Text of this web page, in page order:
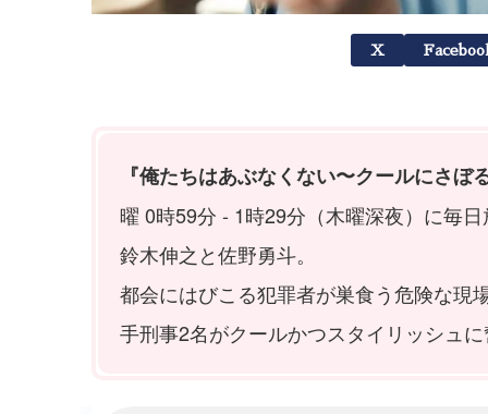
X
『俺たちはあぶなくない〜クールにさぼ
曜 0時59分 - 1時29分（木曜深夜）に毎
鈴木伸之と佐野勇斗。
都会にはびこる犯罪者が巣食う危険な現
手刑事2名がクールかつスタイリッシュ